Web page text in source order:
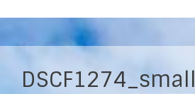
DSCF1274_small